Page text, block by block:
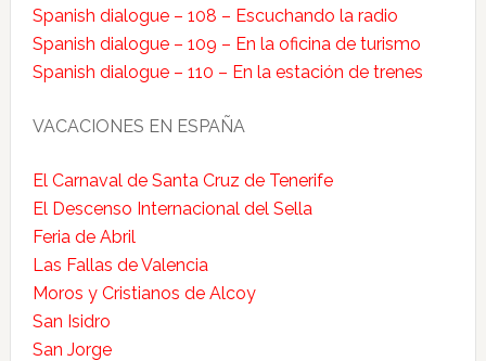
Spanish dialogue – 108 – Escuchando la radio
Spanish dialogue – 109 – En la oficina de turismo
Spanish dialogue – 110 – En la estación de trenes
VACACIONES EN ESPAÑA
El Carnaval de Santa Cruz de Tenerife
El Descenso Internacional del Sella
Feria de Abril
Las Fallas de Valencia
Moros y Cristianos de Alcoy
San Isidro
San Jorge